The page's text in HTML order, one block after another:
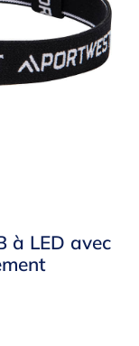
à LED avec